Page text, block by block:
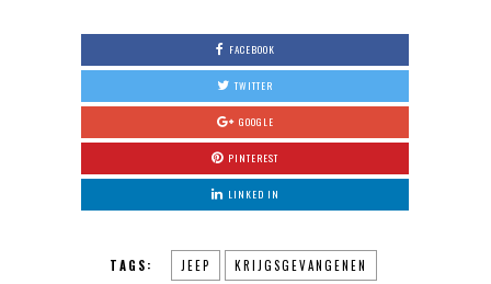
FACEBOOK
TWITTER
GOOGLE
PINTEREST
LINKED IN
TAGS: JEEP KRIJGSGEVANGENEN